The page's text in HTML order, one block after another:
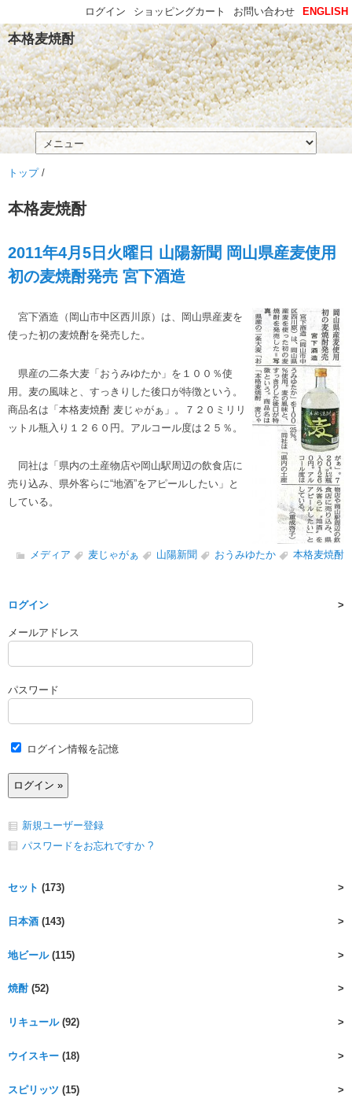
本格麦焼酎
トップ/
本格麦焼酎
2011年4月5日火曜日 山陽新聞 岡山県産麦使用
初の麦焼酎発売 宮下酒造
宮下酒造（岡山市中区西川原）は、岡山県産麦を
使った初の麦焼酎を発売した。
県産の二条大麦「おうみゆたか」を１００％使
用。麦の風味と、すっきりした後口が特徴という。
商品名は「本格麦焼酎 麦じゃがぁ」。７２０ミリリ
ットル瓶入り１２６０円。アルコール度は２５％。
同社は「県内の土産物店や岡山駅周辺の飲食店に
売り込み、県外客らに“地酒”をアピールしたい」と
している。
メディア 麦じゃがぁ 山陽新聞 おうみゆたか 本格麦焼酎
ログイン
メールアドレス
パスワード
ログイン情報を記憶
新規ユーザー登録
パスワードをお忘れですか ?
セット (173)
日本酒 (143)
地ビール(115)
焼酎(52)
リキュール(92)
ウイスキー (18)
スピリッツ (15)
ENGLISH
お問い合わせ
ショッピングカート
ログイン